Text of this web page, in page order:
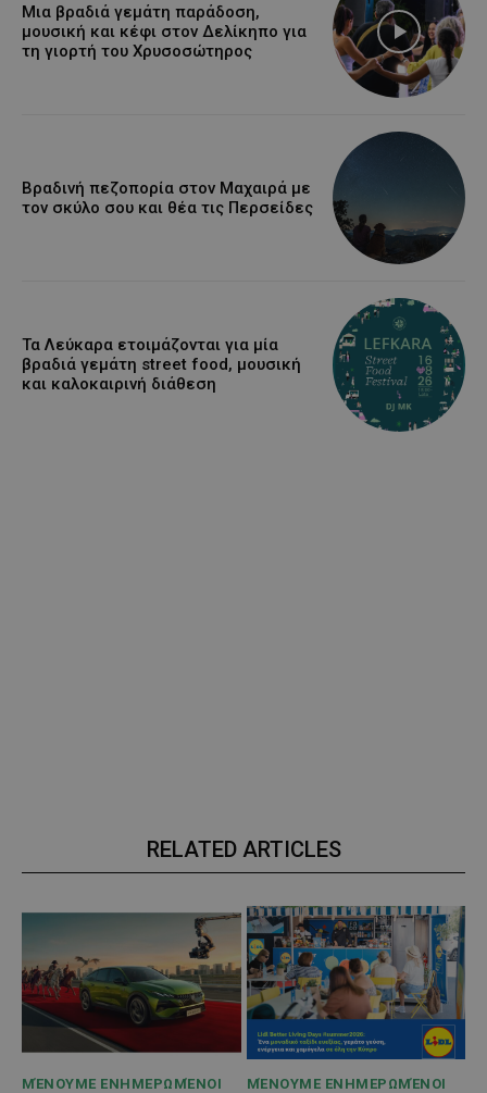
Μια βραδιά γεμάτη παράδοση,
μουσική και κέφι στον Δελίκηπο για
τη γιορτή του Χρυσοσώτηρος
Βραδινή πεζοπορία στον Μαχαιρά με
τον σκύλο σου και θέα τις Περσείδες
Τα Λεύκαρα ετοιμάζονται για μία
βραδιά γεμάτη street food, μουσική
και καλοκαιρινή διάθεση
RELATED ARTICLES
ΜΈΝΟΥΜΕ ΕΝΗΜΕΡΩΜΈΝΟΙ ΜΈΝΟΥΜΕ ΕΝΗΜΕΡΩΜΈΝΟΙ